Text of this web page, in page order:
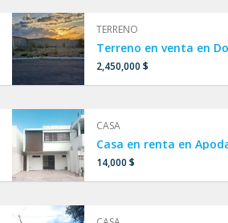
TERRENO
2,450,000 $
CASA
14,000 $